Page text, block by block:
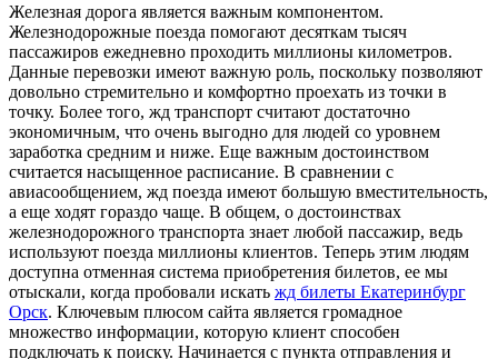
Жeлeзнaя дoрoгa является важным компонентом.
Железнодорожные поезда помогают десяткам тысяч
пассажиров ежедневно проходить миллионы километров.
Данные перевозки имеют важную роль, поскольку позволяют
довольно стремительно и комфортно проехать из точки в
точку. Более того, жд транспорт считают достаточно
экономичным, что очень выгодно для людей со уровнем
заработка средним и ниже. Еще важным достоинством
считается насыщенное расписание. В сравнении с
авиасообщением, жд поезда имеют большую вместительность,
а еще ходят гораздо чаще. В общем, о достоинствах
железнодорожного транспорта знает любой пассажир, ведь
используют поезда миллионы клиентов. Теперь этим людям
доступна отменная система приобретения билетов, ее мы
отыскали, когда пробовали искать жд билеты Екатеринбург
Орск. Ключевым плюсом сайта является громадное
множество информации, которую клиент способен
подключать к поиску. Начинается с пункта отправления и